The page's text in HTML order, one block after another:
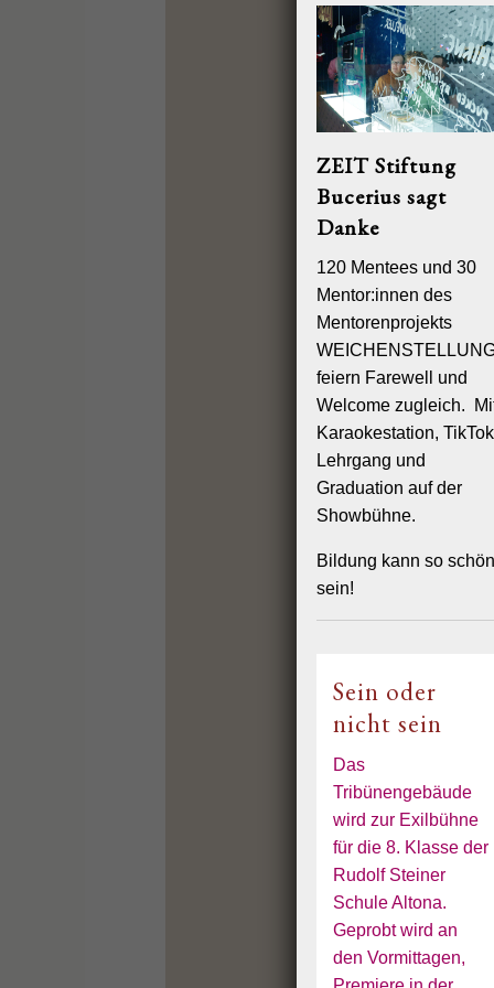
nur
Cookies
sämtliche
Wir weisen
Ihren
anderen
den
Im
Sie haben
Sie haben
über die
beschweren.
Button)
South
Plugins
(„Gefällt
Wenn Sie
Facebook
unsere
während
Inhalte
Facebook
weisen
der
facebook
ZEIT Stiftung
Bucerius sagt
Danke
120 Mentees und 30
Mentor:innen des
Mentorenprojekts
feiern Farewell und
Welcome zugleich.
Karaokestation,
Lehrgang und
Graduation auf der
Showbühne.
Bildung kann so schön
sein!
Sein oder
nicht sein
Das
Tribünengebäude
wird zur Exilbühne
für die 8. Klasse der
Rudolf Steiner
Schule Altona.
Geprobt wird an
den Vormittagen,